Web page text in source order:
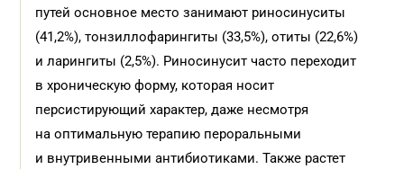
путей основное место занимают риносинуситы
(41,2%), тонзиллофарингиты (33,5%), отиты (22,6%)
и ларингиты (2,5%). Риносинусит часто переходит
в хроническую форму, которая носит
персистирующий характер, даже несмотря
на оптимальную терапию пероральными
и внутривенными антибиотиками. Также растет